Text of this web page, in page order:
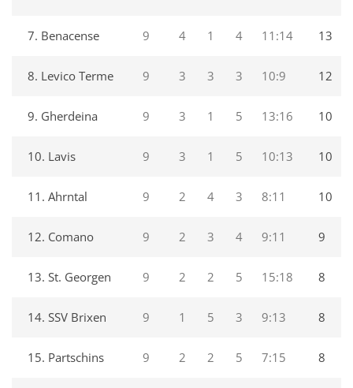
7. Benacense 9 4 1 4 11:14 13
8. Levico Terme 9 3 3 3 10:9 12
9. Gherdeina 9 3 1 5 13:16 10
10. Lavis 9 3 1 5 10:13 10
11. Ahrntal 9 2 4 3 8:11 10
12. Comano 9 2 3 4 9:11 9
13. St. Georgen 9 2 2 5 15:18 8
14. SSV Brixen 9 1 5 3 9:13 8
15. Partschins 9 2 2 5 7:15 8